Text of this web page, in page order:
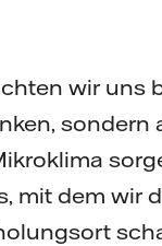
wir uns
mit dem wir